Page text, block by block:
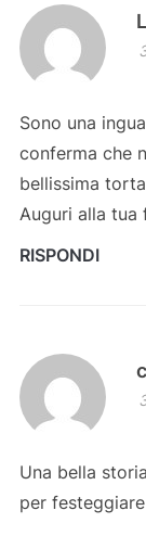
Sono una
conferma che
bellissima
Auguri alla tua
RISPONDI
Una bella
per